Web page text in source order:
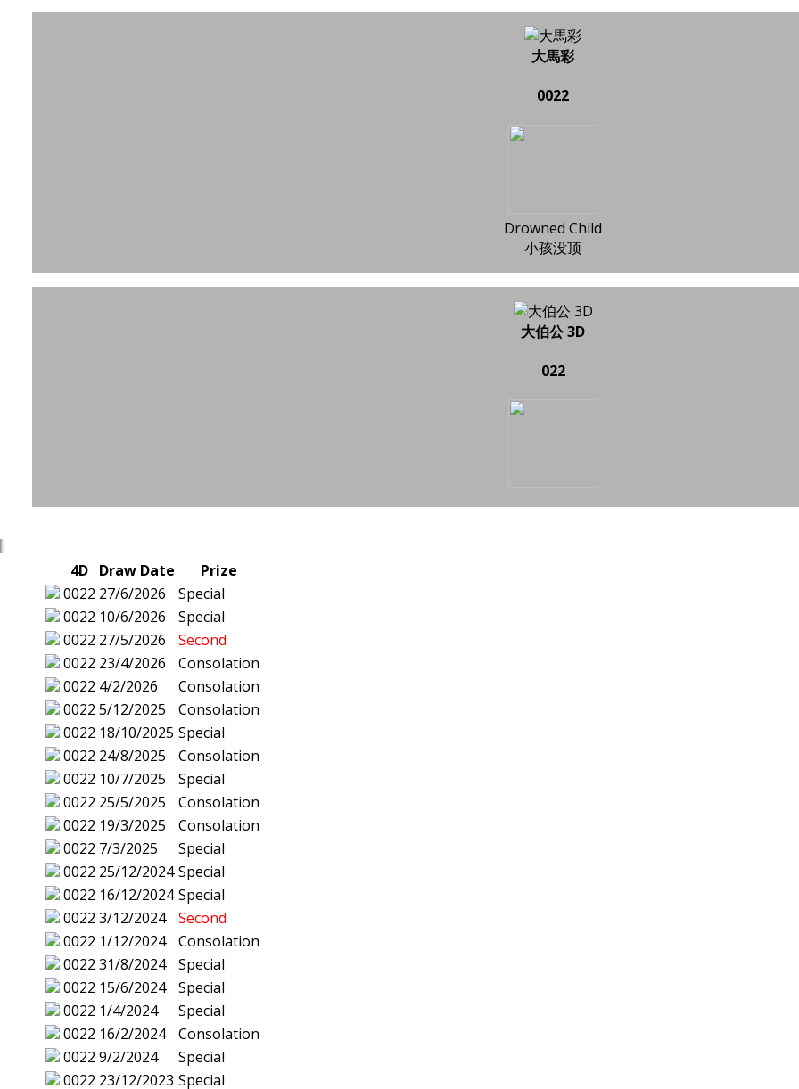
大馬彩
0022
Drowned Child
小孩没顶
大伯公 3D
022
4D Draw Date
Prize
0022 27/6/2026
Special
0022 10/6/2026
Special
0022 27/5/2026
Second
0022 23/4/2026
Consolation
0022 4/2/2026
Consolation
0022 5/12/2025
Consolation
0022 18/10/2025 Special
0022 24/8/2025
Consolation
0022 10/7/2025
Special
0022 25/5/2025
Consolation
0022 19/3/2025
Consolation
0022 7/3/2025
Special
0022 25/12/2024 Special
0022 16/12/2024 Special
0022 3/12/2024
Second
0022 1/12/2024
Consolation
0022 31/8/2024
Special
0022 15/6/2024
Special
0022 1/4/2024
Special
0022 16/2/2024
Consolation
0022 9/2/2024
Special
0022 23/12/2023 Special